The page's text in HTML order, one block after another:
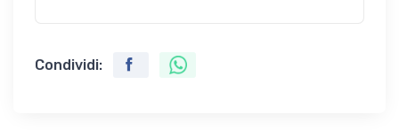
Condividi: